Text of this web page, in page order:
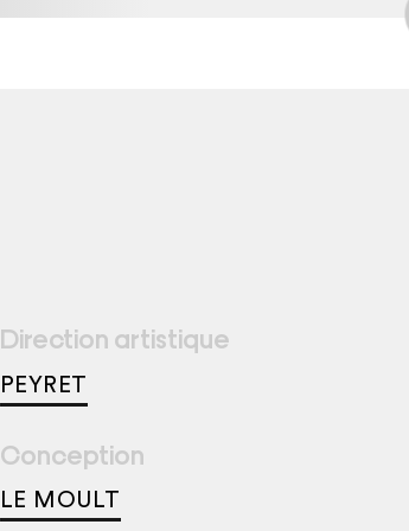
Direction artistique
PEYRET
Conception
LE MOULT